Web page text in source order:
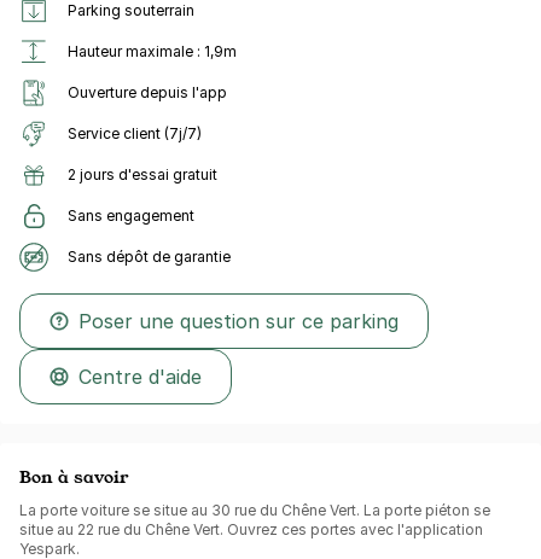
Parking souterrain
Hauteur maximale : 1,9m
Ouverture depuis l'app
Service client (7j/7)
2 jours d'essai gratuit
Sans engagement
Sans dépôt de garantie
Poser une question sur ce parking
Centre d'aide
Bon à savoir
La porte voiture se situe au 30 rue du Chêne Vert. La porte piéton se
situe au 22 rue du Chêne Vert. Ouvrez ces portes avec l'application
Yespark.